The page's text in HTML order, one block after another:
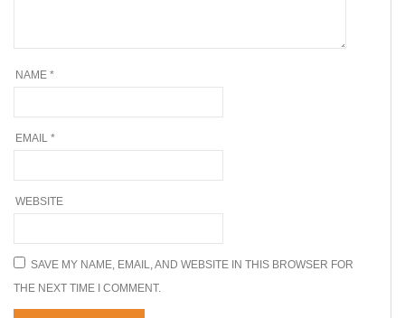
NAME *
EMAIL *
WEBSITE
SAVE MY NAME, EMAIL, AND WEBSITE IN THIS BROWSER FOR
THE NEXT TIME I COMMENT.